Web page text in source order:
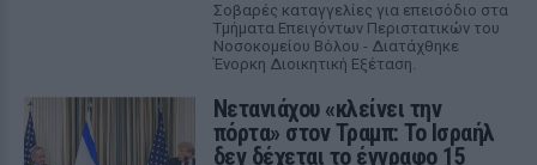
Σοβαρές καταγγελίες για επεισόδιο στα
Τμήματα Επειγόντων Περιστατικών του
Νοσοκομείου Βόλου - Διατάχθηκε
Ένορκη Διοικητική Εξέταση.
Νετανιάχου «κλείνει την
πόρτα» στον Τραμπ: Το Ισραήλ
δεν δέχεται το έγγραφο 15